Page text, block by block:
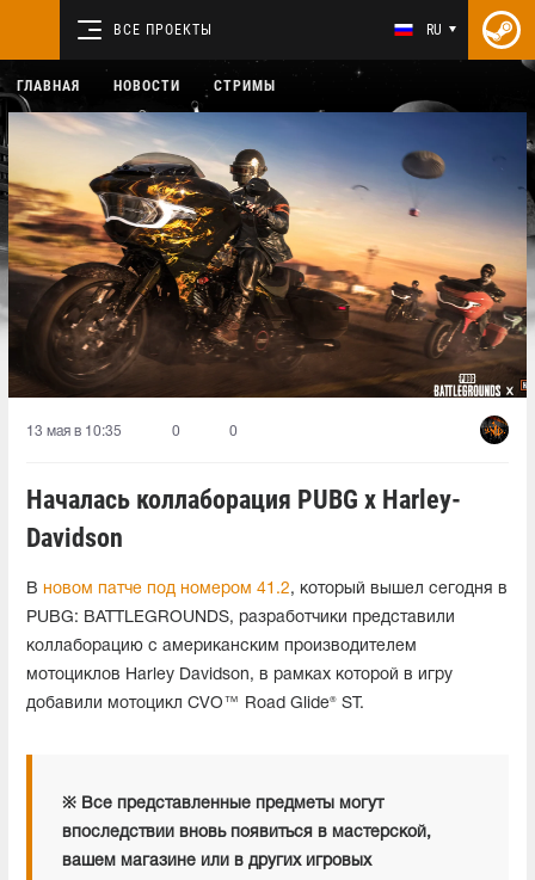
ВСЕ ПРОЕКТЫ RU
ГЛАВНАЯ НОВОСТИ СТРИМЫ
13 мая в 10:35 0 0
Началась коллаборация PUBG x Harley-
Davidson
В новом патче под номером 41.2, который вышел сегодня в
PUBG: BATTLEGROUNDS, разработчики представили
коллаборацию с американским производителем
мотоциклов Harley Davidson, в рамках которой в игру
добавили мотоцикл CVO™ Road Glide® ST.
※ Все представленные предметы могут
впоследствии вновь появиться в мастерской,
вашем магазине или в других игровых